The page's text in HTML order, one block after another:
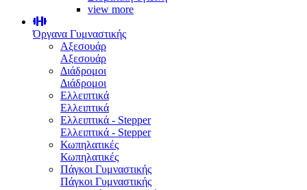
view more
Όργανα Γυμναστικής
Αξεσουάρ
Αξεσουάρ
Διάδρομοι
Διάδρομοι
Ελλειπτικά
Ελλειπτικά
Ελλειπτικά - Stepper
Ελλειπτικά - Stepper
Κωπηλατικές
Κωπηλατικές
Πάγκοι Γυμναστικής
Πάγκοι Γυμναστικής